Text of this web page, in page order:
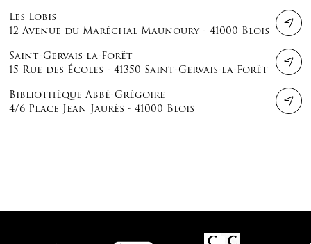
Les Lobis
12 Avenue du Maréchal Maunoury - 41000 Blois
Saint-Gervais-la-Forêt
15 Rue des Écoles - 41350 Saint-Gervais-la-Forêt
Bibliothèque Abbé-Grégoire
4/6 Place Jean Jaurès - 41000 Blois